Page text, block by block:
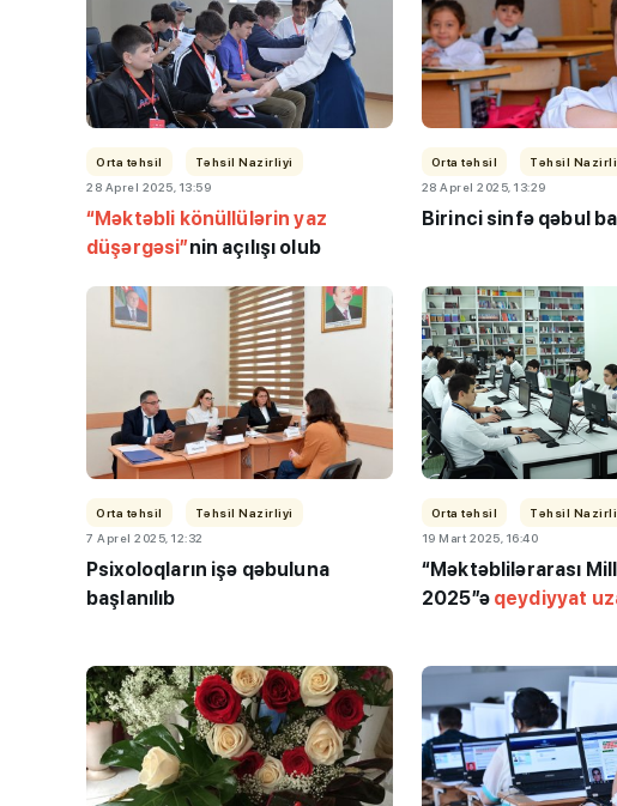
Orta təhsil
Təhsil Nazirliyi
28 Aprel 2025, 13:59
“Məktəbli könüllülərin yaz
düşərgəsi”nin açılışı olub
Orta təhsil
Təhsil
28 Aprel 2025, 13:29
Birinci sinfə qəbul
Orta təhsil
Təhsil Nazirliyi
7 Aprel 2025, 12:32
Psixoloqların işə qəbuluna
başlanılıb
Orta təhsil
Təhsil
19 Mart 2025, 16:40
“Məktəblilərarası
2025”ə qeydiyyat